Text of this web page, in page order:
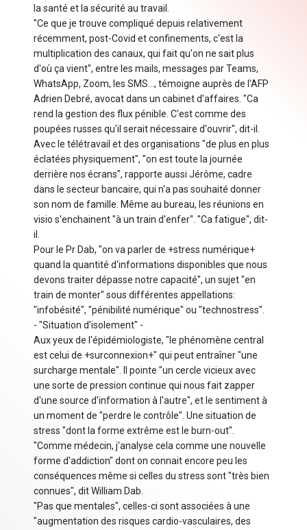
la santé et la sécurité au travail.
"Ce que je trouve compliqué depuis relativement
récemment, post-Covid et confinements, c'est la
multiplication des canaux, qui fait qu'on ne sait plus
d'où ça vient", entre les mails, messages par Teams,
WhatsApp, Zoom, les SMS..., témoigne auprès de l'AFP
Adrien Debré, avocat dans un cabinet d'affaires. "Ca
rend la gestion des flux pénible. C'est comme des
poupées russes qu'il serait nécessaire d'ouvrir", dit-il.
Avec le télétravail et des organisations "de plus en plus
éclatées physiquement", "on est toute la journée
derrière nos écrans", rapporte aussi Jérôme, cadre
dans le secteur bancaire, qui n'a pas souhaité donner
son nom de famille. Même au bureau, les réunions en
visio s'enchainent "à un train d'enfer". "Ca fatigue", dit-
il.
Pour le Pr Dab, "on va parler de +stress numérique+
quand la quantité d'informations disponibles que nous
devons traiter dépasse notre capacité", un sujet "en
train de monter" sous différentes appellations:
"infobésité", "pénibilité numérique" ou "technostress".
- "Situation d'isolement" -
Aux yeux de l'épidémiologiste, "le phénomène central
est celui de +surconnexion+" qui peut entraîner "une
surcharge mentale". Il pointe "un cercle vicieux avec
une sorte de pression continue qui nous fait zapper
d'une source d'information à l'autre", et le sentiment à
un moment de "perdre le contrôle". Une situation de
stress "dont la forme extrême est le burn-out".
"Comme médecin, j'analyse cela comme une nouvelle
forme d'addiction" dont on connait encore peu les
conséquences même si celles du stress sont "très bien
connues", dit William Dab.
"Pas que mentales", celles-ci sont associées à une
"augmentation des risques cardio-vasculaires, des